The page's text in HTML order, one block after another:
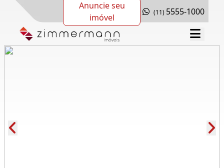
Anuncie seu
imóvel
(11) 5555-1000